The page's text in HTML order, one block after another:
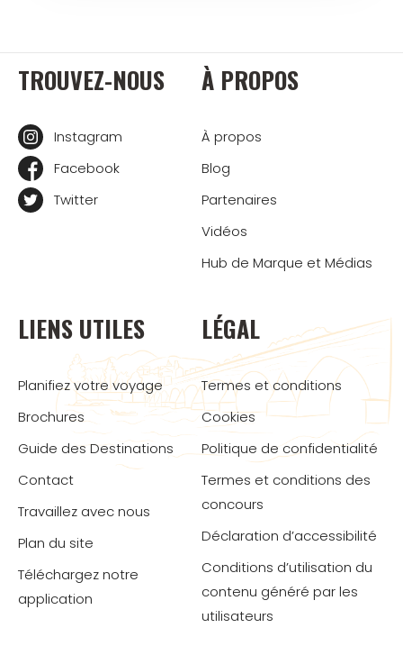
TROUVEZ-NOUS
Instagram
Facebook
Twitter
À PROPOS
À propos
Blog
Partenaires
Vidéos
Hub de Marque et Médias
LIENS UTILES
Planifiez votre voyage
Brochures
Guide des Destinations
Contact
Travaillez avec nous
Plan du site
Téléchargez notre
application
LÉGAL
Termes et conditions
Cookies
Politique de confidentialité
Termes et conditions des
concours
Déclaration d’accessibilité
Conditions d’utilisation du
contenu généré par les
utilisateurs